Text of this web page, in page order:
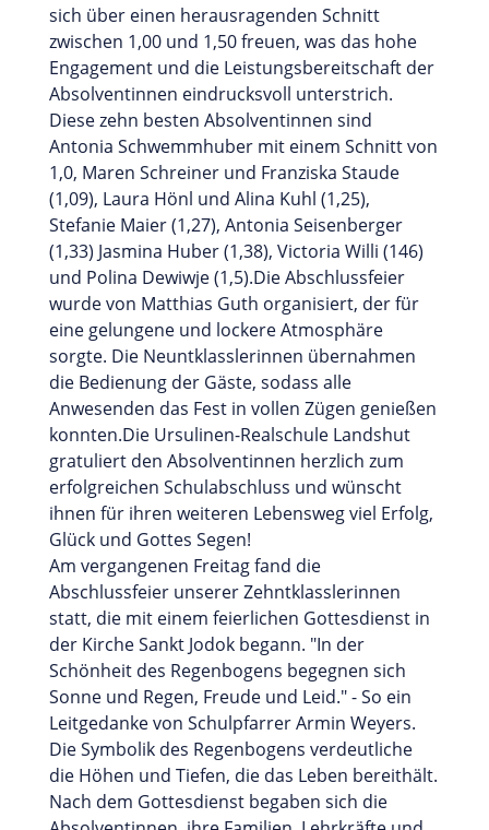
sich über einen herausragenden Schnitt
zwischen 1,00 und 1,50 freuen, was das hohe
Engagement und die Leistungsbereitschaft der
Absolventinnen eindrucksvoll unterstrich.
Diese zehn besten Absolventinnen sind
Antonia Schwemmhuber mit einem Schnitt von
1,0, Maren Schreiner und Franziska Staude
(1,09), Laura Hönl und Alina Kuhl (1,25),
Stefanie Maier (1,27), Antonia Seisenberger
(1,33) Jasmina Huber (1,38), Victoria Willi (146)
und Polina Dewiwje (1,5).Die Abschlussfeier
wurde von Matthias Guth organisiert, der für
eine gelungene und lockere Atmosphäre
sorgte. Die Neuntklasslerinnen übernahmen
die Bedienung der Gäste, sodass alle
Anwesenden das Fest in vollen Zügen genießen
konnten.Die Ursulinen-Realschule Landshut
gratuliert den Absolventinnen herzlich zum
erfolgreichen Schulabschluss und wünscht
ihnen für ihren weiteren Lebensweg viel Erfolg,
Glück und Gottes Segen!
Am vergangenen Freitag fand die
Abschlussfeier unserer Zehntklasslerinnen
statt, die mit einem feierlichen Gottesdienst in
der Kirche Sankt Jodok begann. "In der
Schönheit des Regenbogens begegnen sich
Sonne und Regen, Freude und Leid." - So ein
Leitgedanke von Schulpfarrer Armin Weyers.
Die Symbolik des Regenbogens verdeutliche
die Höhen und Tiefen, die das Leben bereithält.
Nach dem Gottesdienst begaben sich die